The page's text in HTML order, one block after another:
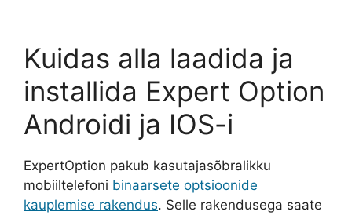
Kuidas alla laadida ja
installida Expert Option
Androidi ja IOS-i
ExpertOption pakub kasutajasõbralikku
mobiiltelefoni binaarsete optsioonide
kauplemise rakendus. Selle rakendusega saate